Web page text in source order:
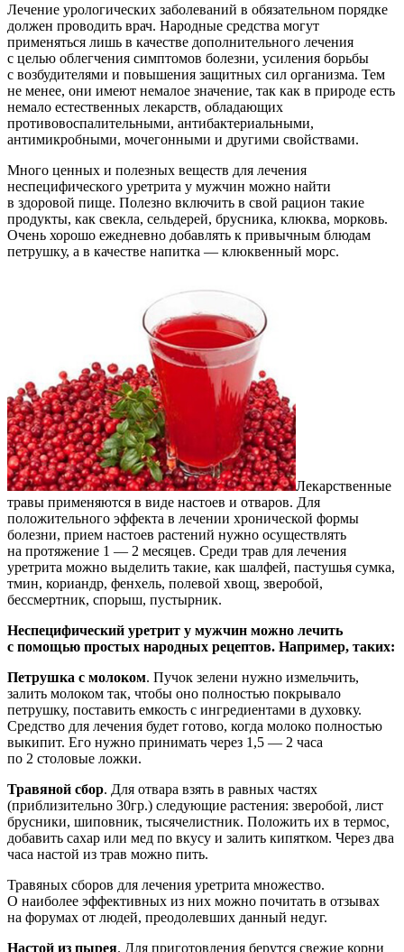
Лечение урологических заболеваний в обязательном порядке
должен проводить врач. Народные средства могут
применяться лишь в качестве дополнительного лечения
с целью облегчения симптомов болезни, усиления борьбы
с возбудителями и повышения защитных сил организма. Тем
не менее, они имеют немалое значение, так как в природе есть
немало естественных лекарств, обладающих
противовоспалительными, антибактериальными,
антимикробными, мочегонными и другими свойствами.
Много ценных и полезных веществ для лечения
неспецифического уретрита у мужчин можно найти
в здоровой пище. Полезно включить в свой рацион такие
продукты, как свекла, сельдерей, брусника, клюква, морковь.
Очень хорошо ежедневно добавлять к привычным блюдам
петрушку, а в качестве напитка — клюквенный морс.
Лекарственные
травы применяются в виде настоев и отваров. Для
положительного эффекта в лечении хронической формы
болезни, прием настоев растений нужно осуществлять
на протяжение 1 — 2 месяцев. Среди трав для лечения
уретрита можно выделить такие, как шалфей, пастушья сумка,
тмин, кориандр, фенхель, полевой хвощ, зверобой,
бессмертник, спорыш, пустырник.
Неспецифический уретрит у мужчин можно лечить
с помощью простых народных рецептов. Например, таких:
Петрушка с молоком. Пучок зелени нужно измельчить,
залить молоком так, чтобы оно полностью покрывало
петрушку, поставить емкость с ингредиентами в духовку.
Средство для лечения будет готово, когда молоко полностью
выкипит. Его нужно принимать через 1,5 — 2 часа
по 2 столовые ложки.
Травяной сбор. Для отвара взять в равных частях
(приблизительно 30гр.) следующие растения: зверобой, лист
брусники, шиповник, тысячелистник. Положить их в термос,
добавить сахар или мед по вкусу и залить кипятком. Через два
часа настой из трав можно пить.
Травяных сборов для лечения уретрита множество.
О наиболее эффективных из них можно почитать в отзывах
на форумах от людей, преодолевших данный недуг.
Настой из пырея. Для приготовления берутся свежие корни